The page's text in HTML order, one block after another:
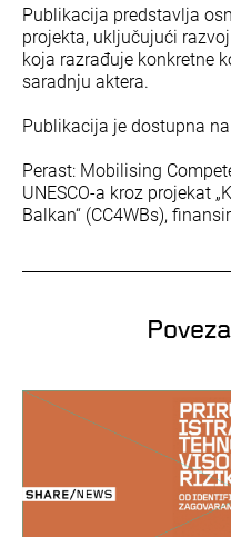
Publikacija predstavlja
projekta, uključujući razvoj
koja razrađuje konkretne
saradnju aktera.
Publikacija je dostupna na
Perast: Mobilising
UNESCO-a kroz projekat
Balkan“ (CC4WBs),